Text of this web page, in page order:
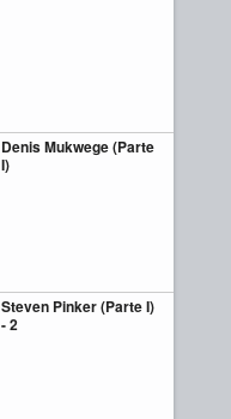
Denis Mukwege (Parte
I)
Steven Pinker (Parte I)
- 2